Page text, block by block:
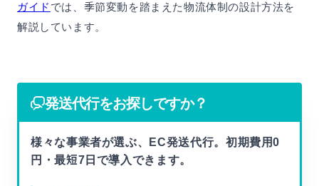
ガイド では、季節変動を踏まえた物流体制の設計方法を
解説しています。
発送代行をお探しですか？
様々な事業者が選ぶ、EC発送代行。初期費用0
円・最短7日で導入できます。